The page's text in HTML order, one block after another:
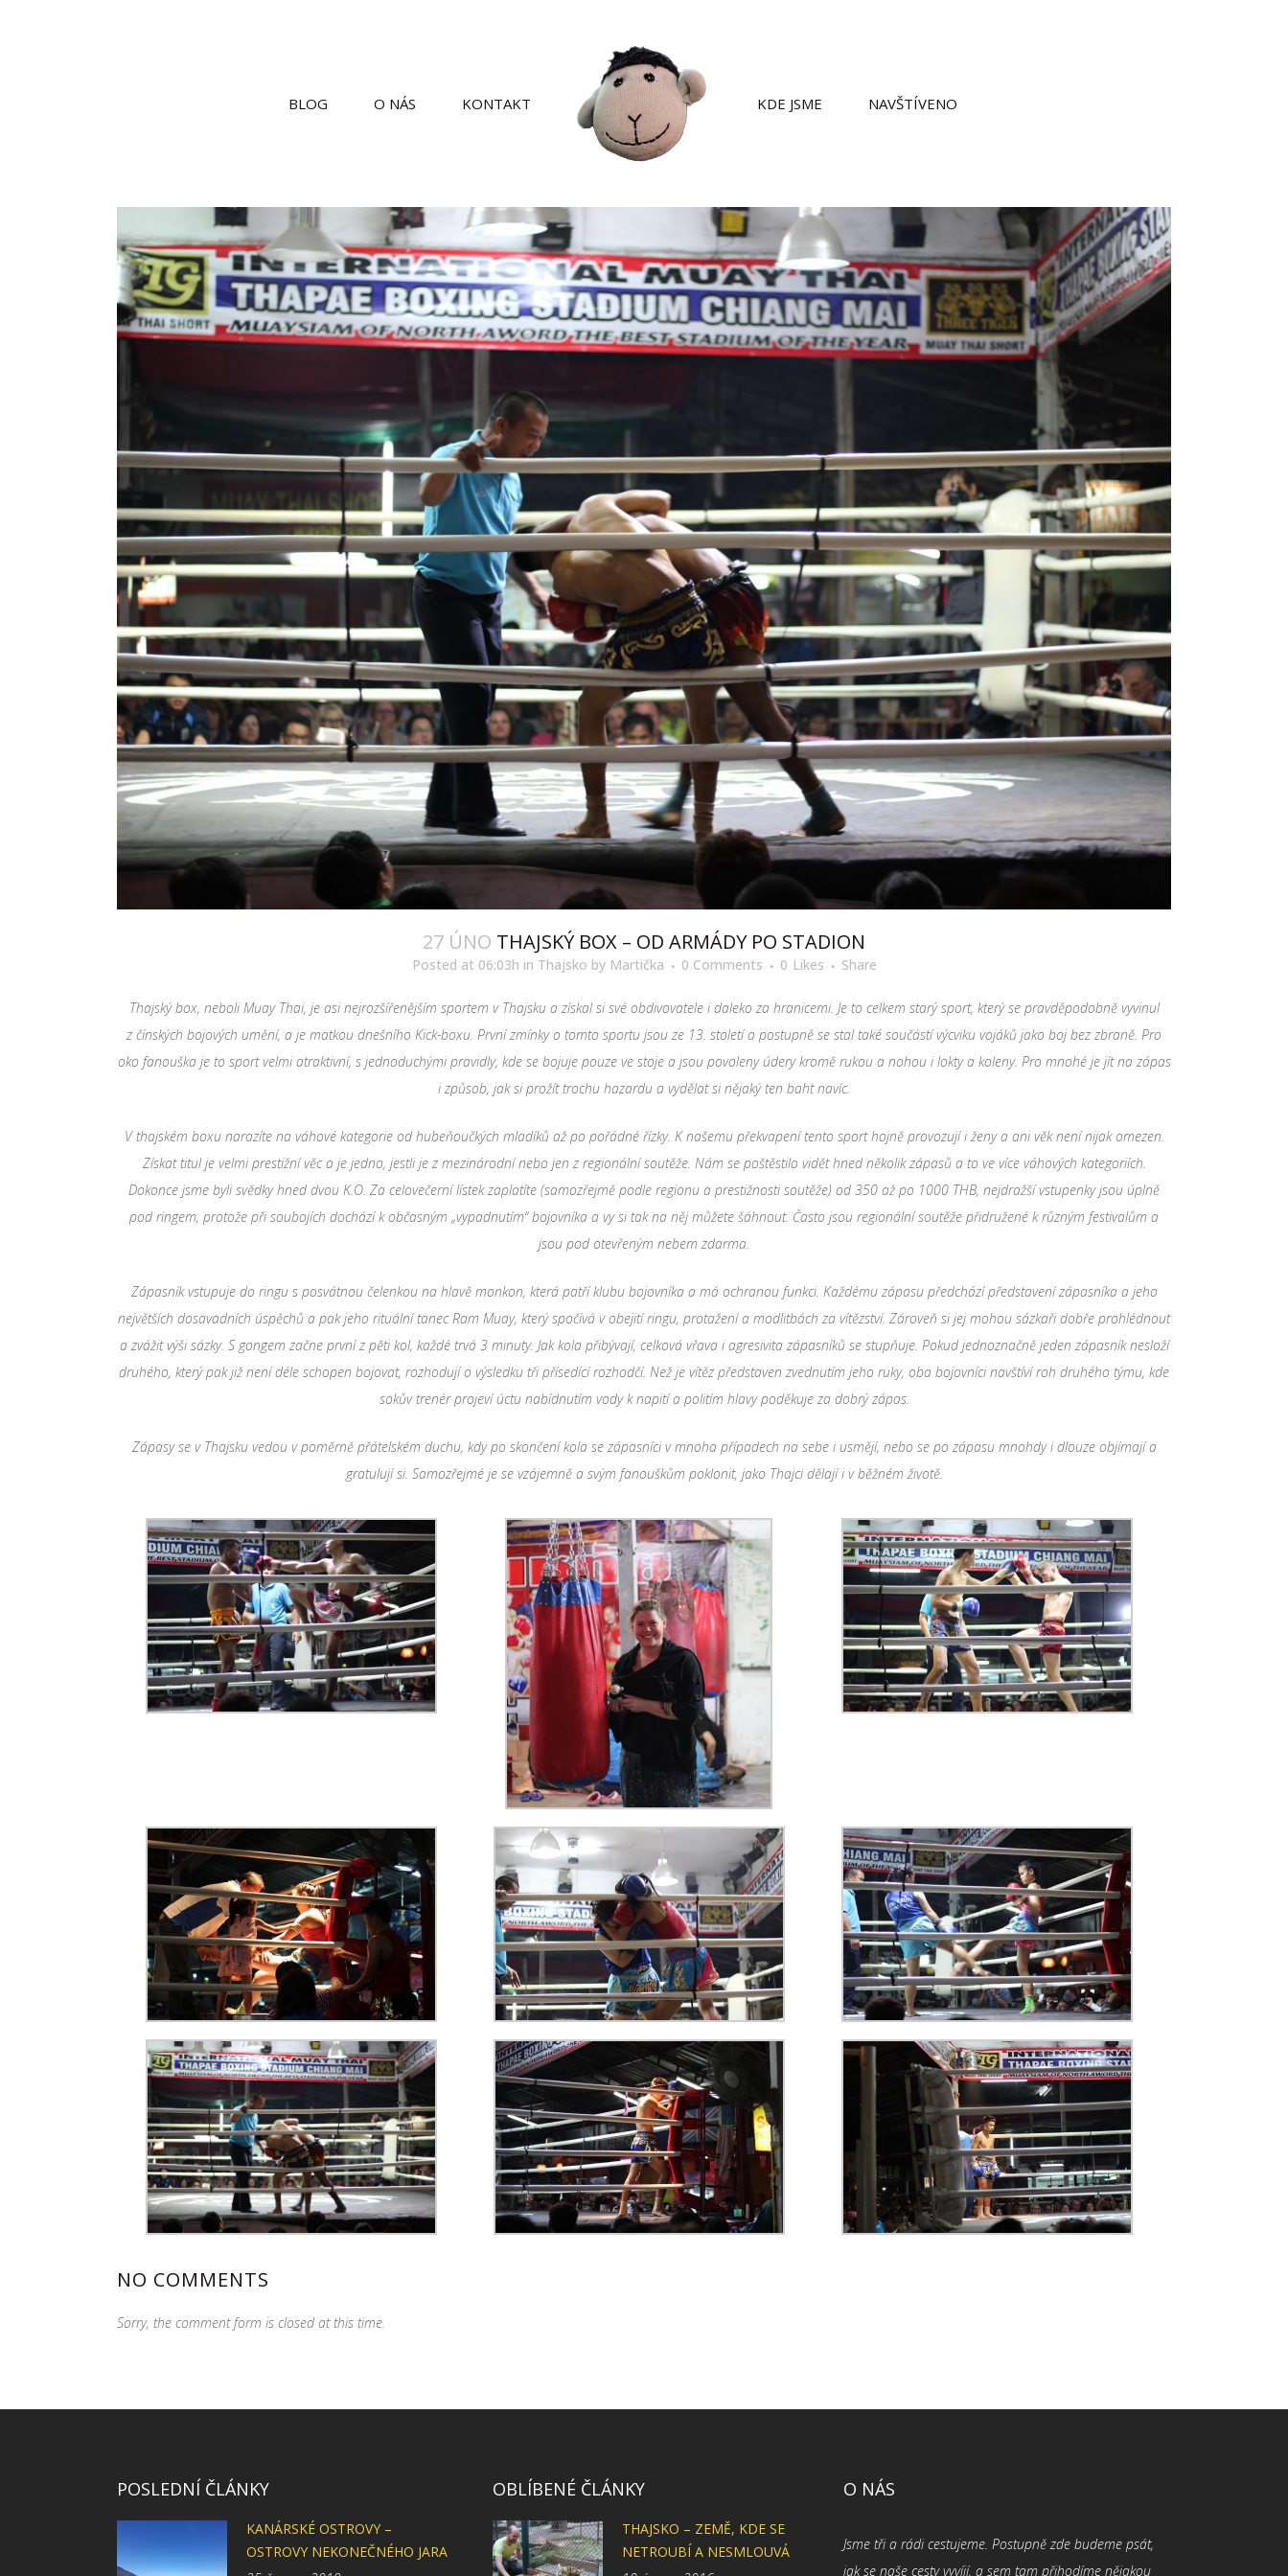
BLOG O NÁS KONTAKT KDE JSME NAVŠTÍVENO
27 ÚNO THAJSKÝ BOX – OD ARMÁDY PO STADION
Posted at 06:03h in Thajsko by Martička 0 Comments 0 Likes Share
Thajskýbox, neboli Muay Thai, je asi nejrozšířenějším sportem v Thajsku a získal si svéobdivovatele i daleko za hranicemi. Je to celkem starýsport, kterýse pravděpodobně vyvinul
z čínských bojových umění, a je matkou dnešního Kick-boxu. Prvnízmínky o tomto sportu jsou ze 13. stoletía postupně se stal také součástívýcviku vojáků jako boj bez zbraně. Pro
oko fanouška je to sport velmi atraktivní, s jednoduchými pravidly, kde se bojuje pouze ve stoje a jsou povolenyúdery kromě rukou a nohou i lokty a koleny. Pro mnohéje jít na zápas
i způsob, jak si prožít trochu hazardu a vydělat si nějakýten baht navíc.
V thajském boxu narazíte na váhovékategorie od hubeňoučkých mladíků až po pořádnéřízky. K našemu překvapenítento sport hojně provozujíi ženy a ani věk nenínijak omezen.
Získat titul je velmi prestižnívěc a je jedno, jestli je z mezinárodnínebo jen z regionálnísoutěže. Nám se poštěstilo vidět hned několik zápasů a to ve více váhových kategoriích.
Dokonce jsme byli svědky hned dvou K.O. Za celovečernílístek zaplatíte (samozřejmě podle regionu a prestižnosti soutěže) od 350 až po 1000 THB, nejdražšívstupenky jsou úplně
pod ringem, protože při soubojích docházík občasným „vypadnutím“ bojovníka a vy si tak na něj můžete šáhnout. Často jsou regionálnísoutěže přidružené k různým festivalům a
jsou pod otevřeným nebem zdarma.
Zápasník vstupuje do ringu s posvátnou čelenkou na hlavě monkon, kterápatříklubu bojovníka a máochranou funkci. Každému zápasu předcházípředstavenízápasníka a jeho
největších dosavadních úspěchů a pak jeho rituálnítanecRam Muay, kterýspočívá v obejitíringu, protaženía modlitbách za vítězství. Zároveň si jej mohou sázkaři dobře prohlédnout
a zvážit výši sázky. S gongem začne prvníz pěti kol, každétrvá3 minuty. Jak kola přibývají, celkovávřava i agresivita zápasníků se stupňuje. Pokud jednoznačně jeden zápasník nesloží
druhého, kterýpak již nenídéle schopen bojovat, rozhodujío výsledku tři přísedícírozhodčí. Než je vítěz představen zvednutím jeho ruky, oba bojovníci navštívíroh druhého týmu, kde
sokův trenér projeví úctu nabídnutím vody k napitía politím hlavy poděkuje za dobrýzápas.
Zápasy se v Thajsku vedou v poměrně přátelském duchu, kdy po skončeníkola se zápasníci v mnoha případech na sebe i usmějí, nebo se po zápasu mnohdy i dlouze objímajía
gratulujísi. Samozřejméje se vzájemně a svým fanouškům poklonit, jako Thajci dělajíi v běžném životě.
NO COMMENTS
Sorry, the comment form is closed at this time.
POSLEDNÍ ČLÁNKY
KANÁRSKÉ OSTROVY –
OSTROVY NEKONEČNÉHO JARA
OBLÍBENÉ ČLÁNKY
THAJSKO – ZEMĚ, KDE SE
NETROUBÍ A NESMLOUVÁ
O NÁS
Jsme tři a rádi cestujeme. Postupně zde budeme psát,
jak se naše cesty vyvíjí, a sem tam přihodíme nějakou